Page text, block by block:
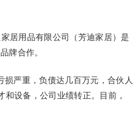
居用品有限公司（芳迪家居）是
牌合作。
严重，负债达几百万元，合伙人
设备，公司业绩转正。目前，